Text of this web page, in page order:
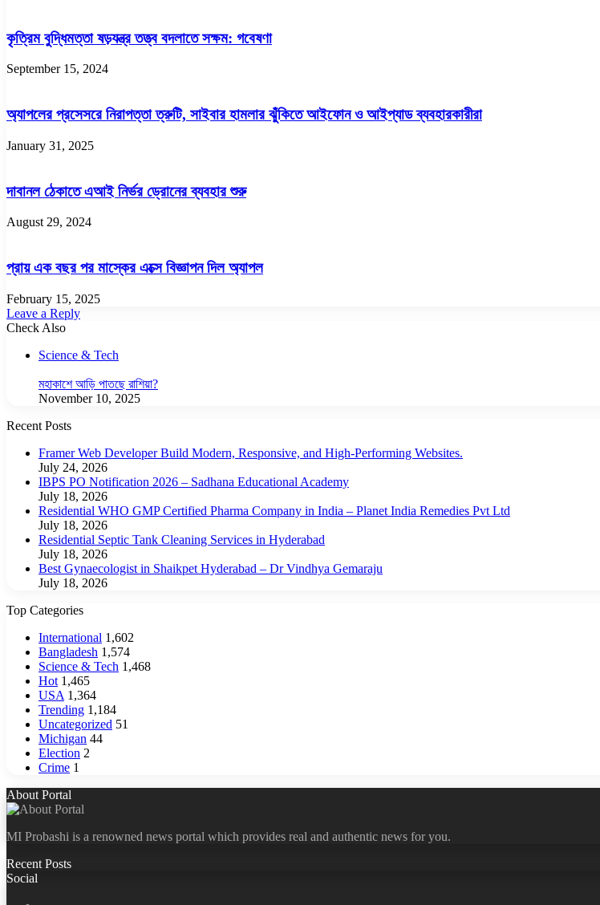
কৃত্রিম বুদ্ধিমত্তা ষড়যন্ত্র তত্ত্ব বদলাতে সক্ষম: গবেষণা
September 15, 2024
অ্যাপলের প্রসেসরে নিরাপত্তা ত্রুটি, সাইবার হামলার ঝুঁকিতে আইফোন ও আইপ্যাড ব্যবহারকারীরা
January 31, 2025
দাবানল ঠেকাতে এআই নির্ভর ড্রোনের ব্যবহার শুরু
August 29, 2024
প্রায় এক বছর পর মাস্কের এক্সে বিজ্ঞাপন দিল অ্যাপল
February 15, 2025
Leave a Reply
Check Also
Science & Tech
মহাকাশে আড়ি পাতছে রাশিয়া?
November 10, 2025
Recent Posts
Framer Web Developer Build Modern, Responsive, and High-Performing Websites.
July 24, 2026
IBPS PO Notification 2026 – Sadhana Educational Academy
July 18, 2026
Residential WHO GMP Certified Pharma Company in India – Planet India Remedies Pvt Ltd
July 18, 2026
Residential Septic Tank Cleaning Services in Hyderabad
July 18, 2026
Best Gynaecologist in Shaikpet Hyderabad – Dr Vindhya Gemaraju
July 18, 2026
Top Categories
International 1,602
Bangladesh 1,574
Science & Tech 1,468
Hot 1,465
USA 1,364
Trending 1,184
Uncategorized 51
Michigan 44
Election 2
Crime 1
About Portal
MI Probashi is a renowned news portal which provides real and authentic news for you.
Recent Posts
Social